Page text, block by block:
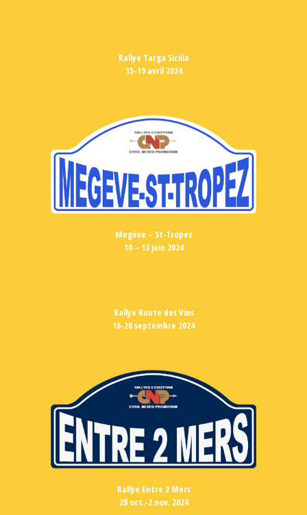
Rallye Targa Sicilia
15-19 avril 2024
Megève – St-Tropez
10 – 13 juin 2024
Rallye Route des Vins
16-20 septembre 2024
Rallye Entre 2 Mers
28 oct.-2 nov. 2024